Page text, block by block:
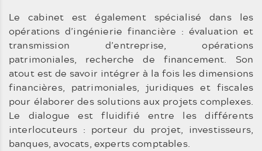
Le cabinet est également spécialisé dans les
opérations d’ingénierie financière : évaluation et
transmission d’entreprise, opérations
patrimoniales, recherche de financement. Son
atout est de savoir intégrer à la fois les dimensions
financières, patrimoniales, juridiques et fiscales
pour élaborer des solutions aux projets complexes.
Le dialogue est fluidifié entre les différents
interlocuteurs : porteur du projet, investisseurs,
banques, avocats, experts comptables.